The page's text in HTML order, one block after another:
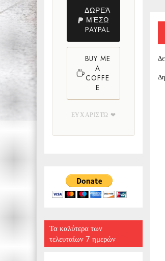
ΔΩΡΕΆ
ΜΈΣΩ
PAYPAL
BUY ME
A
COFFE
E
ΕΥΧΑΡΙΣΤΏ ❤
Τα καλύτερα των
τελευταίων 7 ημερών